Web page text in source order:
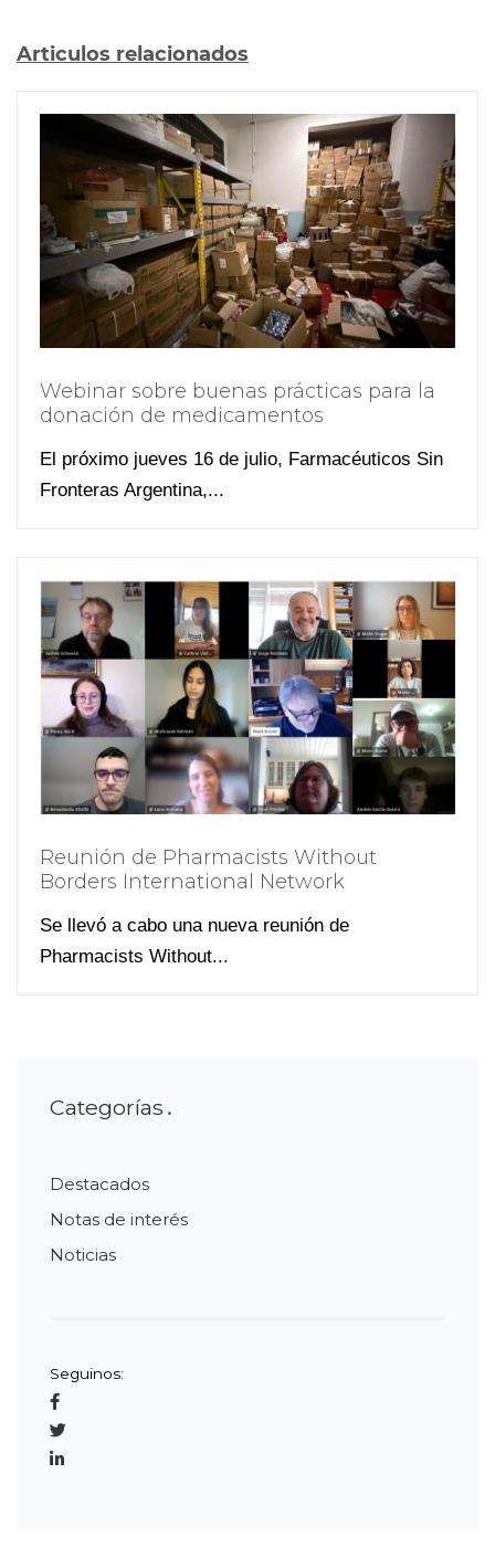
Articulos relacionados
Webinar sobre buenas prácticas para la
donación de medicamentos
El próximo jueves 16 de julio, Farmacéuticos Sin
Fronteras Argentina,...
Reunión de Pharmacists Without
Borders International Network
Se llevó a cabo una nueva reunión de
Pharmacists Without...
Categorías
Destacados
Notas de interés
Noticias
Seguinos: